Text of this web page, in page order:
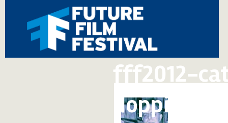
fff2012-
doppia-